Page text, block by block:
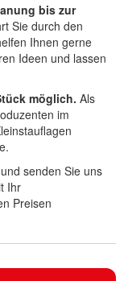
bis zur
Sie durch den
Ihnen gerne
Ideen und lassen
möglich. Als
im
senden Sie uns
Ihr
Preisen